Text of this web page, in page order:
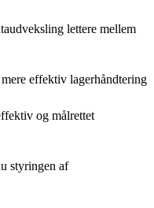
lettere mellem
effektiv lagerhåndtering
og målrettet
styringen af